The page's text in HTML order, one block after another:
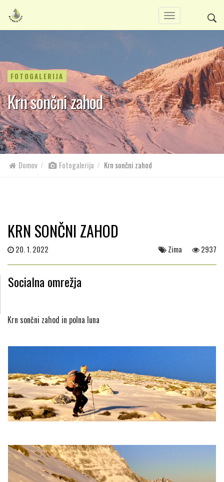
FOTOGALERIJA
Krn sončni zahod
Domov Fotogalerija Krn sončni zahod
KRN SONČNI ZAHOD
20. 1. 2022 Zima 2937
Socialna omrežja
Krn sončni zahod in polna luna